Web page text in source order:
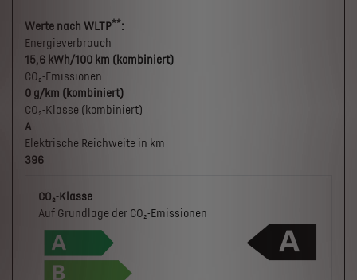
Werte nach WLTP**:
Energieverbrauch
15,6 kWh/100 km (kombiniert)
CO₂-Emissionen
0 g/km (kombiniert)
CO₂-Klasse (kombiniert)
A
Elektrische Reichweite in km
396
CO₂-Klasse
Auf Grundlage der CO₂-Emissionen